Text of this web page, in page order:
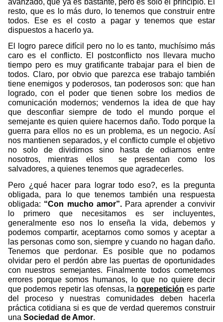
resto, que es lo más duro, lo tenemos que construir entre
todos. Ese es el costo a pagar y tenemos que estar
dispuestos a hacerlo ya.
El logro parece difícil pero no lo es tanto, muchísimo más
caro es el conflicto. El postconflicto nos llevara mucho
tiempo pero es muy gratificante trabajar para el bien de
todos. Claro, por obvio que parezca ese trabajo también
tiene enemigos y poderosos, tan poderosos son: que han
logrado, con el poder que tienen sobre los medios de
comunicación modernos; vendernos la idea de que hay
que desconfiar siempre de todo el mundo porque el
semejante es quien quiere hacernos daño. Todo porque la
guerra para ellos no es un problema, es un negocio. Así
nos mantienen separados, y el conflicto cumple el objetivo
no solo de dividirnos sino hasta de odiarnos entre
nosotros, mientras ellos
se presentan como los
salvadores, a quienes tenemos que agradecerles.
Pero ¿qué hacer para lograr todo eso?, es la pregunta
obligada, para lo que tenemos también una respuesta
obligada: “Con mucho amor”.Para aprender a convivir
lo primero que necesitamos es ser incluyentes,
generalmente eso nos lo enseña la vida, debemos y
podemos compartir, aceptarnos como somos y aceptar a
las personas como son, siempre y cuando no hagan daño.
Tenemos que perdonar. Es posible que no podamos
olvidar pero el perdón abre las puertas de oportunidades
con nuestros semejantes. Finalmente todos cometemos
errores porque somos humanos, lo que no quiere decir
que podemos repetir las ofensas, la norepetición es parte
del proceso y nuestras comunidades deben hacerla
práctica cotidiana si es que de verdad queremos construir
una Sociedad de Amor.